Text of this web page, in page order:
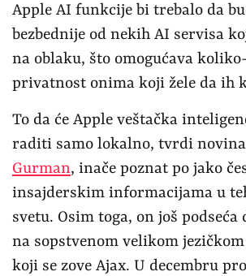
Apple AI funkcije bi trebalo da
bezbednije od nekih AI servisa
na oblaku, što omogućava
privatnost onima koji žele da ih
To da će Apple veštačka
raditi samo lokalno, tvrdi
Gurman, inače poznat po jako
insajderskim informacijama u
svetu. Osim toga, on još
na sopstvenom velikom
koji se zove Ajax. U decembru